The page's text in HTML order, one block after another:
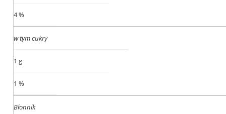
4 %
w tym cukry
1 g
1 %
Błonnik